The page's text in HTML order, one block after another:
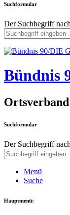
Suchformular
Der Suchbegriff
Bündnis
Suchformular
Der Suchbegriff
Menü
Suche
Hauptmenü: